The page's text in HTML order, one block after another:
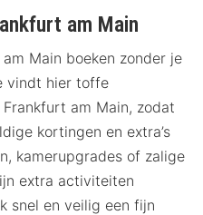
am Main
Main boeken zonder je
vindt hier toffe
Frankfurt am Main, zodat
kortingen en extra’s
kamerupgrades of zalige
extra activiteiten
snel en veilig een fijn